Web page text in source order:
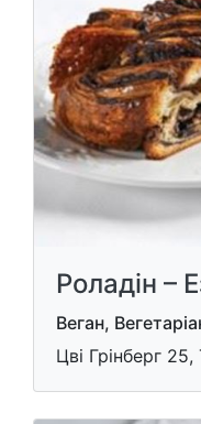
Роладін –
Веган,
Цві Грінберг